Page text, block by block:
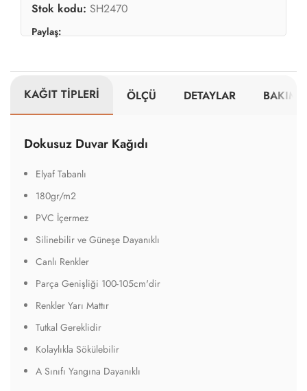
Stok kodu: SH2470
Paylaş:
KAĞIT TİPLERİ ÖLÇÜ DETAYLAR BAKIM
Dokusuz Duvar Kağıdı
Elyaf Tabanlı
180gr/m2
PVC İçermez
Silinebilir ve Güneşe Dayanıklı
Canlı Renkler
Parça Genişliği 100-105cm'dir
Renkler Yarı Mattır
Tutkal Gereklidir
Kolaylıkla Sökülebilir
A Sınıfı Yangına Dayanıklı